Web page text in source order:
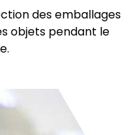
des emballages
objets pendant le